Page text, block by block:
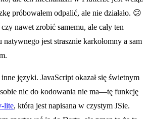
próbowałem odpalić, ale nie działało. 😕
nawet zrobić samemu, ale cały ten
jest strasznie karkołomny a sam
języki. JavaScript okazał się świetnym
nic do kodowania nie ma—tę funkcję
lite, która jest napisana w czystym JSie.